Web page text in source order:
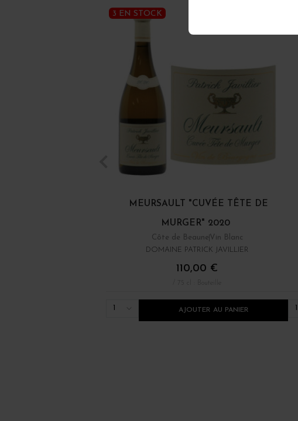
3 EN STOCK
MEURSAULT "CUVÉE TÊTE DE
MURGER" 2020
Côte de Beaune Vin Blanc
DOMAINE PATRICK JAVILLIER
110,00 €
AJOUTER AU PANIER